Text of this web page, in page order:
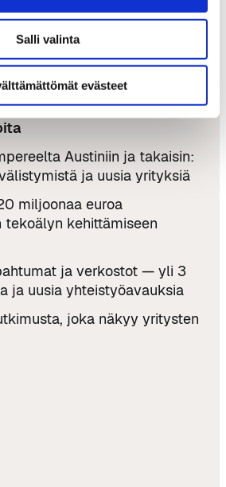
Salli valinta
evästeet
Austiniin ja takaisin:
ja uusia yrityksiä
miljoonaa euroa
tekoälyn kehittämiseen
ja verkostot — yli 3
ja uusia yhteistyöavauksia
joka näkyy yritysten